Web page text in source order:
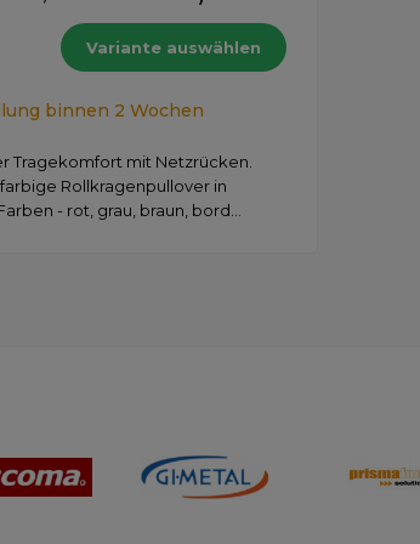
Variante auswählen
binnen 2 Wochen
Tragekomfort mit Netzrücken.
Rollkragenpullover in
- rot, grau, braun, bord...